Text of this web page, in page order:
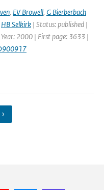
, EV Browell, G Bierberbach
HB Selkirk | Status: published |
Year: 2000 | First page: 3633 |